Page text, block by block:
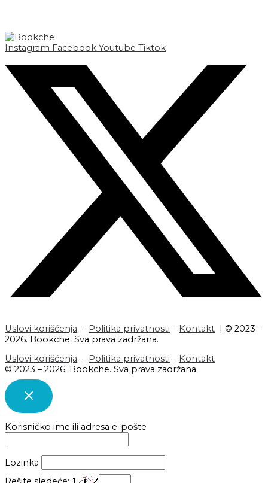
Instagram Facebook Youtube Tiktok
Uslovi korišćenja – Politika privatnosti – Kontakt | © 2023 –
2026. Bookche. Sva prava zadržana.
Uslovi korišćenja – Politika privatnosti – Kontakt
© 2023 – 2026. Bookche. Sva prava zadržana.
Korisničko ime ili adresa e-pošte
Lozinka